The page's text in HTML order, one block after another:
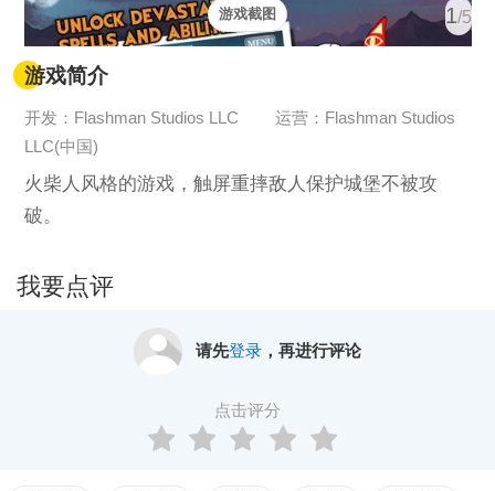
1/5
游戏截图
游戏简介
开发：Flashman Studios LLC
运营：Flashman Studios
LLC(中国)
火柴人风格的游戏，触屏重摔敌人保护城堡不被攻
破。
我要点评
请先登录，再进行评论
点击评分